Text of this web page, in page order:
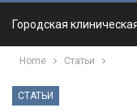
Городская
Home Статьи
СТАТЬИ